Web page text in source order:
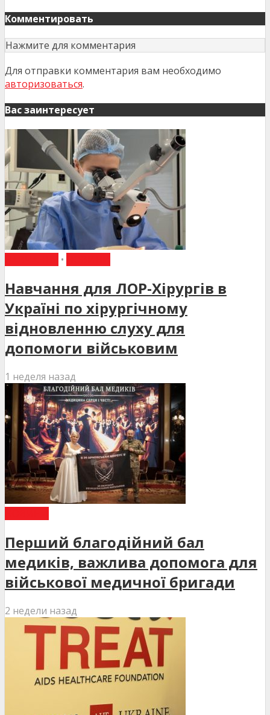
Комментировать
Нажмите для комментария
Для отправки комментария вам необходимо
авторизоваться.
Вас заинтересует
•
Навчання для ЛОР-Хірургів в
Україні по хірургічному
відновленню слуху для
допомоги військовим
1 неделя назад
Перший благодійний бал
медиків, важлива допомога для
військової медичної бригади
2 недели назад